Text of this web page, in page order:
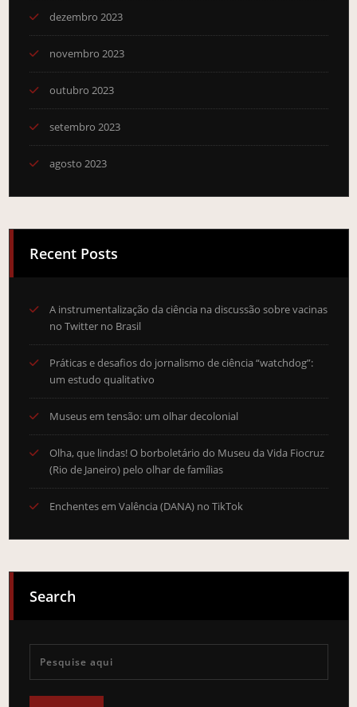
dezembro 2023
novembro 2023
outubro 2023
setembro 2023
agosto 2023
Recent Posts
A instrumentalização da ciência na discussão sobre vacinas
no Twitter no Brasil
Práticas e desafios do jornalismo de ciência “watchdog”:
um estudo qualitativo
Museus em tensão: um olhar decolonial
Olha, que lindas! O borboletário do Museu da Vida Fiocruz
(Rio de Janeiro) pelo olhar de famílias
Enchentes em Valência (DANA) no TikTok
Search